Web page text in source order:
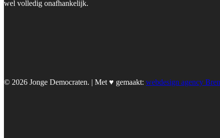
wel volledig onafhankelijk.
© 2026 Jonge Democraten. | Met ♥︎ gemaakt: webdesign agency